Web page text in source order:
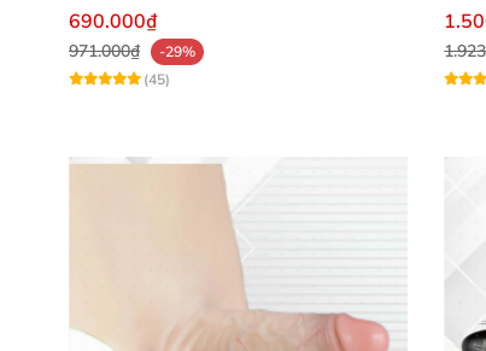
Xem thêm: TOP sản phẩm đồ chơi
690.000₫
971.000₫
-29%
(45)